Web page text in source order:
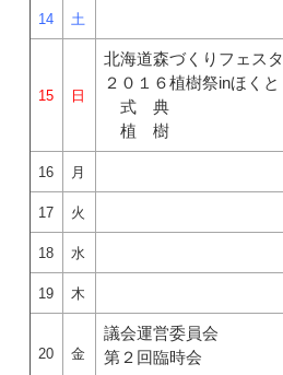
14 土
15 日
北海道森づくりフェスタ
２０１６植樹祭inほくと
式 典
植 樹
16 月
17 火
18 水
19 木
20 金
議会運営委員会
第２回臨時会